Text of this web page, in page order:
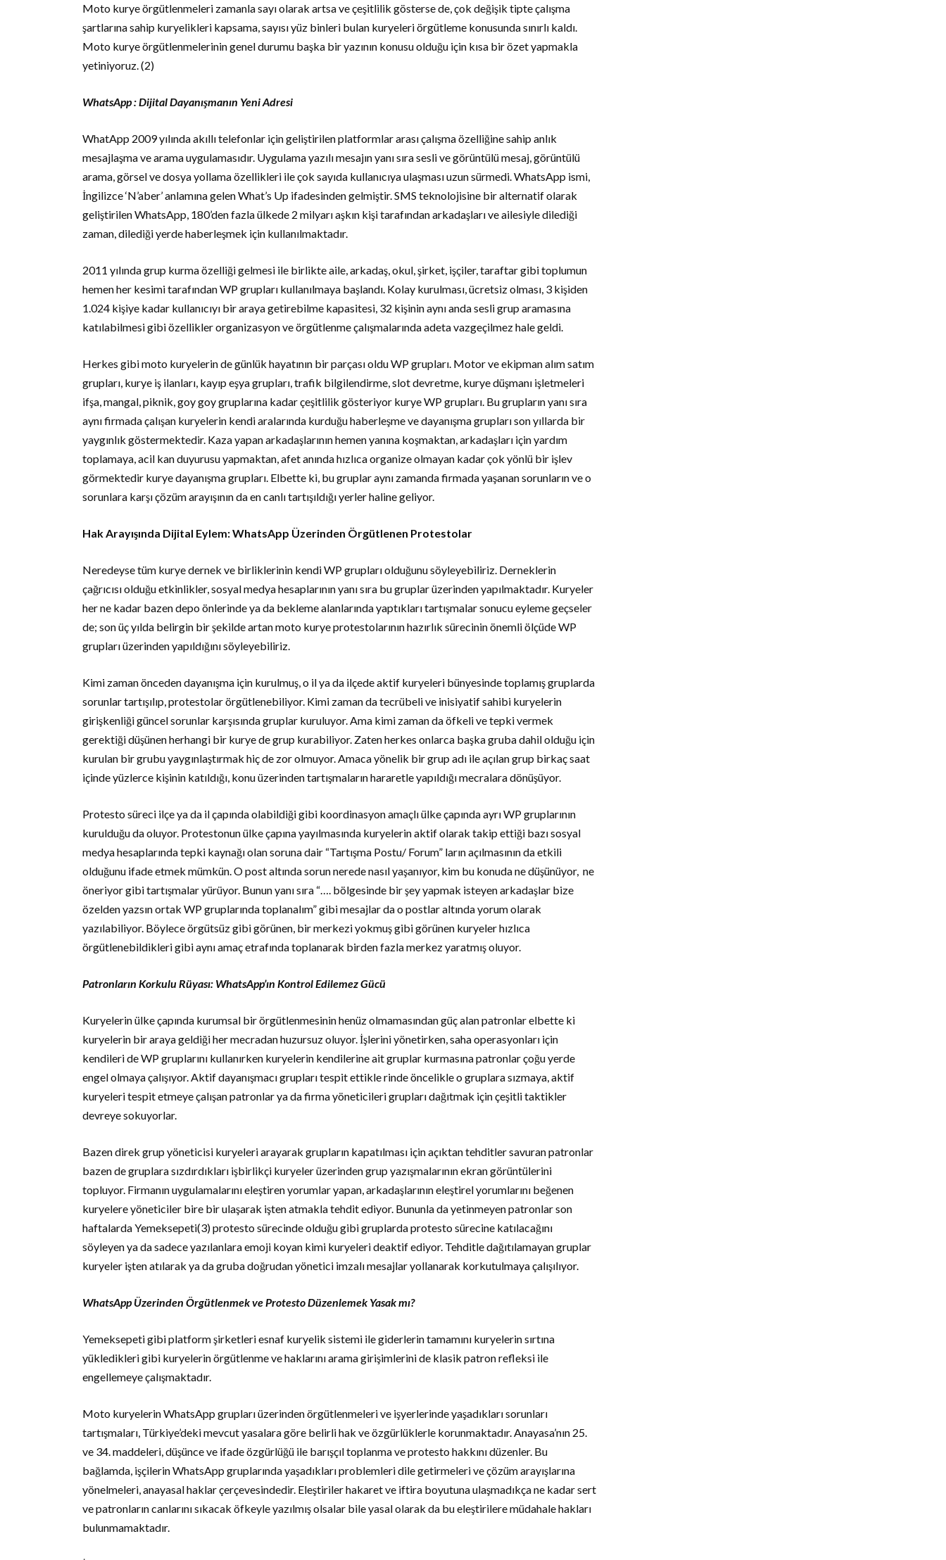
Moto kurye örgütlenmeleri zamanla sayı olarak artsa ve çeşitlilik gösterse de, çok değişik tipte çalışma
şartlarına sahip kuryelikleri kapsama, sayısı yüz binleri bulan kuryeleri örgütleme konusunda sınırlı kaldı.
Moto kurye örgütlenmelerinin genel durumu başka bir yazının konusu olduğu için kısa bir özet yapmakla
yetiniyoruz. (2)
WhatsApp : Dijital Dayanışmanın Yeni Adresi
WhatApp 2009 yılında akıllı telefonlar için geliştirilen platformlar arası çalışma özelliğine sahip anlık
mesajlaşma ve arama uygulamasıdır. Uygulama yazılı mesajın yanı sıra sesli ve görüntülü mesaj, görüntülü
arama, görsel ve dosya yollama özellikleri ile çok sayıda kullanıcıya ulaşması uzun sürmedi. WhatsApp ismi,
İngilizce ‘N’aber’ anlamına gelen What’s Up ifadesinden gelmiştir. SMS teknolojisine bir alternatif olarak
geliştirilen WhatsApp, 180’den fazla ülkede 2 milyarı aşkın kişi tarafından arkadaşları ve ailesiyle dilediği
zaman, dilediği yerde haberleşmek için kullanılmaktadır.
2011 yılında grup kurma özelliği gelmesi ile birlikte aile, arkadaş, okul, şirket, işçiler, taraftar gibi toplumun
hemen her kesimi tarafından WP grupları kullanılmaya başlandı. Kolay kurulması, ücretsiz olması, 3 kişiden
1.024 kişiye kadar kullanıcıyı bir araya getirebilme kapasitesi, 32 kişinin aynı anda sesli grup aramasına
katılabilmesi gibi özellikler organizasyon ve örgütlenme çalışmalarında adeta vazgeçilmez hale geldi.
Herkes gibi moto kuryelerin de günlük hayatının bir parçası oldu WP grupları. Motor ve ekipman alım satım
grupları, kurye iş ilanları, kayıp eşya grupları, trafik bilgilendirme, slot devretme, kurye düşmanı işletmeleri
ifşa, mangal, piknik, goy goy gruplarına kadar çeşitlilik gösteriyor kurye WP grupları. Bu grupların yanı sıra
aynı firmada çalışan kuryelerin kendi aralarında kurduğu haberleşme ve dayanışma grupları son yıllarda bir
yaygınlık göstermektedir. Kaza yapan arkadaşlarının hemen yanına koşmaktan, arkadaşları için yardım
toplamaya, acil kan duyurusu yapmaktan, afet anında hızlıca organize olmayan kadar çok yönlü bir işlev
görmektedir kurye dayanışma grupları. Elbette ki, bu gruplar aynı zamanda firmada yaşanan sorunların ve o
sorunlara karşı çözüm arayışının da en canlı tartışıldığı yerler haline geliyor.
Hak Arayışında Dijital Eylem: WhatsApp Üzerinden Örgütlenen Protestolar
Neredeyse tüm kurye dernek ve birliklerinin kendi WP grupları olduğunu söyleyebiliriz. Derneklerin
çağrıcısı olduğu etkinlikler, sosyal medya hesaplarının yanı sıra bu gruplar üzerinden yapılmaktadır. Kuryeler
her ne kadar bazen depo önlerinde ya da bekleme alanlarında yaptıkları tartışmalar sonucu eyleme geçseler
de; son üç yılda belirgin bir şekilde artan moto kurye protestolarının hazırlık sürecinin önemli ölçüde WP
grupları üzerinden yapıldığını söyleyebiliriz.
Kimi zaman önceden dayanışma için kurulmuş, o il ya da ilçede aktif kuryeleri bünyesinde toplamış gruplarda
sorunlar tartışılıp, protestolar örgütlenebiliyor. Kimi zaman da tecrübeli ve inisiyatif sahibi kuryelerin
girişkenliği güncel sorunlar karşısında gruplar kuruluyor. Ama kimi zaman da öfkeli ve tepki vermek
gerektiği düşünen herhangi bir kurye de grup kurabiliyor. Zaten herkes onlarca başka gruba dahil olduğu için
kurulan bir grubu yaygınlaştırmak hiç de zor olmuyor. Amaca yönelik bir grup adı ile açılan grup birkaç saat
içinde yüzlerce kişinin katıldığı, konu üzerinden tartışmaların hararetle yapıldığı mecralara dönüşüyor.
Protesto süreci ilçe ya da il çapında olabildiği gibi koordinasyon amaçlı ülke çapında ayrı WP gruplarının
kurulduğu da oluyor. Protestonun ülke çapına yayılmasında kuryelerin aktif olarak takip ettiği bazı sosyal
medya hesaplarında tepki kaynağı olan soruna dair “Tartışma Postu/ Forum” ların açılmasının da etkili
olduğunu ifade etmek mümkün. O post altında sorun nerede nasıl yaşanıyor, kim bu konuda ne düşünüyor, ne
öneriyor gibi tartışmalar yürüyor. Bunun yanı sıra “…. bölgesinde bir şey yapmak isteyen arkadaşlar bize
özelden yazsın ortak WP gruplarında toplanalım” gibi mesajlar da o postlar altında yorum olarak
yazılabiliyor. Böylece örgütsüz gibi görünen, bir merkezi yokmuş gibi görünen kuryeler hızlıca
örgütlenebildikleri gibi aynı amaç etrafında toplanarak birden fazla merkez yaratmış oluyor.
Patronların Korkulu Rüyası: WhatsApp’ın Kontrol Edilemez Gücü
Kuryelerin ülke çapında kurumsal bir örgütlenmesinin henüz olmamasından güç alan patronlar elbette ki
kuryelerin bir araya geldiği her mecradan huzursuz oluyor. İşlerini yönetirken, saha operasyonları için
kendileri de WP gruplarını kullanırken kuryelerin kendilerine ait gruplar kurmasına patronlar çoğu yerde
engel olmaya çalışıyor. Aktif dayanışmacı grupları tespit ettikle rinde öncelikle o gruplara sızmaya, aktif
kuryeleri tespit etmeye çalışan patronlar ya da firma yöneticileri grupları dağıtmak için çeşitli taktikler
devreye sokuyorlar.
Bazen direk grup yöneticisi kuryeleri arayarak grupların kapatılması için açıktan tehditler savuran patronlar
bazen de gruplara sızdırdıkları işbirlikçi kuryeler üzerinden grup yazışmalarının ekran görüntülerini
topluyor. Firmanın uygulamalarını eleştiren yorumlar yapan, arkadaşlarının eleştirel yorumlarını beğenen
kuryelere yöneticiler bire bir ulaşarak işten atmakla tehdit ediyor. Bununla da yetinmeyen patronlar son
haftalarda Yemeksepeti(3) protesto sürecinde olduğu gibi gruplarda protesto sürecine katılacağını
söyleyen ya da sadece yazılanlara emoji koyan kimi kuryeleri deaktif ediyor. Tehditle dağıtılamayan gruplar
kuryeler işten atılarak ya da gruba doğrudan yönetici imzalı mesajlar yollanarak korkutulmaya çalışılıyor.
WhatsApp Üzerinden Örgütlenmek ve Protesto Düzenlemek Yasak mı?
Yemeksepeti gibi platform şirketleri esnaf kuryelik sistemi ile giderlerin tamamını kuryelerin sırtına
yükledikleri gibi kuryelerin örgütlenme ve haklarını arama girişimlerini de klasik patron refleksi ile
engellemeye çalışmaktadır.
Moto kuryelerin WhatsApp grupları üzerinden örgütlenmeleri ve işyerlerinde yaşadıkları sorunları
tartışmaları, Türkiye’deki mevcut yasalara göre belirli hak ve özgürlüklerle korunmaktadır. Anayasa’nın 25.
ve 34. maddeleri, düşünce ve ifade özgürlüğü ile barışçıl toplanma ve protesto hakkını düzenler. Bu
bağlamda, işçilerin WhatsApp gruplarında yaşadıkları problemleri dile getirmeleri ve çözüm arayışlarına
yönelmeleri, anayasal haklar çerçevesindedir. Eleştiriler hakaret ve iftira boyutuna ulaşmadıkça ne kadar sert
ve patronların canlarını sıkacak öfkeyle yazılmış olsalar bile yasal olarak da bu eleştirilere müdahale hakları
bulunmamaktadır.